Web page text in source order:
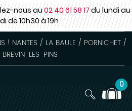
nous au02 40 61 58 17du lundi au
de 10h30 à 19h
! NANTES / LA BAULE / PORNICHET /
LES-PINS
0